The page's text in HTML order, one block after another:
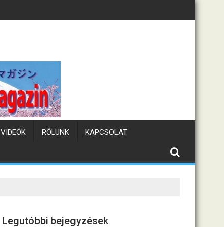
VIDEÓK RÓLUNK KAPCSOLAT
Legutóbbi bejegyzések